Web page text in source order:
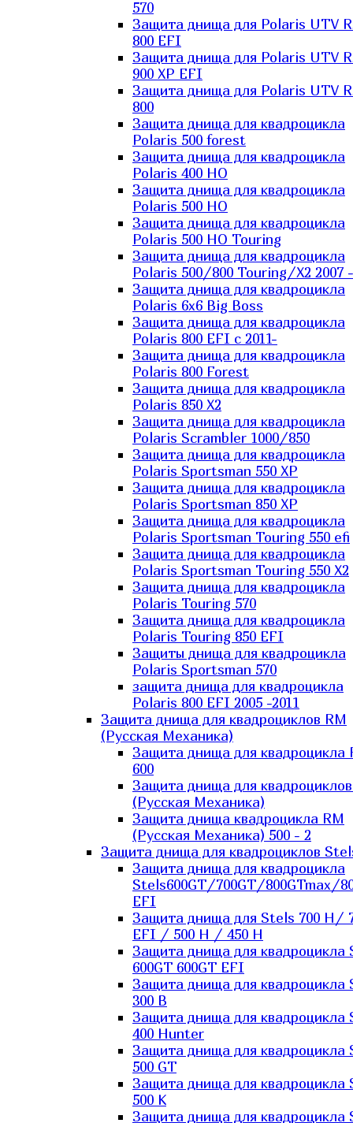
570
Защита днища для Polaris UTV
800 EFI
Защита днища для Polaris UTV
900 XP EFI
Защита днища для Polaris UTV
800
Защита днища для квадроцикла
Polaris 500 forest
Защита днища для квадроцикла
Polaris 400 HO
Защита днища для квадроцикла
Polaris 500 HO
Защита днища для квадроцикла
Polaris 500 HO Touring
Защита днища для квадроцикла
Polaris 500/800 Touring/X2 2007 -
Защита днища для квадроцикла
Polaris 6х6 Big Boss
Защита днища для квадроцикла
Polaris 800 EFI с 2011-
Защита днища для квадроцикла
Polaris 800 Forest
Защита днища для квадроцикла
Polaris 850 X2
Защита днища для квадроцикла
Polaris Scrambler 1000/850
Защита днища для квадроцикла
Polaris Sportsman 550 XP
Защита днища для квадроцикла
Polaris Sportsman 850 XP
Защита днища для квадроцикла
Polaris Sportsman Touring 550 efi
Защита днища для квадроцикла
Polaris Sportsman Touring 550 X2
Защита днища для квадроцикла
Polaris Touring 570
Защита днища для квадроцикла
Polaris Touring 850 EFI
Защиты днища для квадроцикла
Polaris Sportsman 570
защита днища для квадроцикла
Polaris 800 EFI 2005 -2011
Защита днища для квадроциклов RM
(Русская Механика)
Защита днища для квадроцикла
600
Защита днища для
(Русская Механика)
Защита днища квадроцикла RM
(Русская Механика) 500 - 2
Защита днища для квадроциклов
Защита днища для квадроцикла
Stels600GT/700GT/800GTmax/
EFI
Защита днища для Stels 700 H/
EFI / 500 H / 450 H
Защита днища для квадроцикла
600GT 600GT EFI
Защита днища для квадроцикла
300 B
Защита днища для квадроцикла
400 Hunter
Защита днища для квадроцикла
500 GT
Защита днища для квадроцикла
500 K
Защита днища для квадроцикла